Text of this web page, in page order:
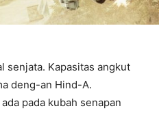
senjata. Kapasitas angkut
deng-an Hind-A.
pada kubah senapan